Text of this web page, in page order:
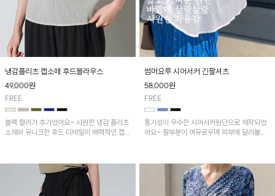
냉감플리츠 캡소매 후드블라우스
49,000원
FREE
블랙 컬러가 추가었어요~ 시원한 냉감 플리츠
소재와 유니크한 후드 디테일이 매력적인 캡소
며, 편안하면서도 스타일리시한 아이템입니다
썸머요루 시어서커 긴팔셔츠
58,000원
FREE
통기성이 우수한 시어서커원단으로 제작되었
어요~ 팔부분이 여유로우며 피부에 달라붙지